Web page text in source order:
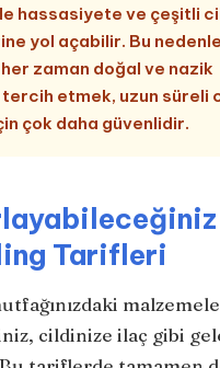
hassasiyete ve çeşitli
yol açabilir. Bu
zaman doğal ve nazik
etmek, uzun süreli
çok daha güvenlidir.
Tarifleri
cildinize ilaç gibi